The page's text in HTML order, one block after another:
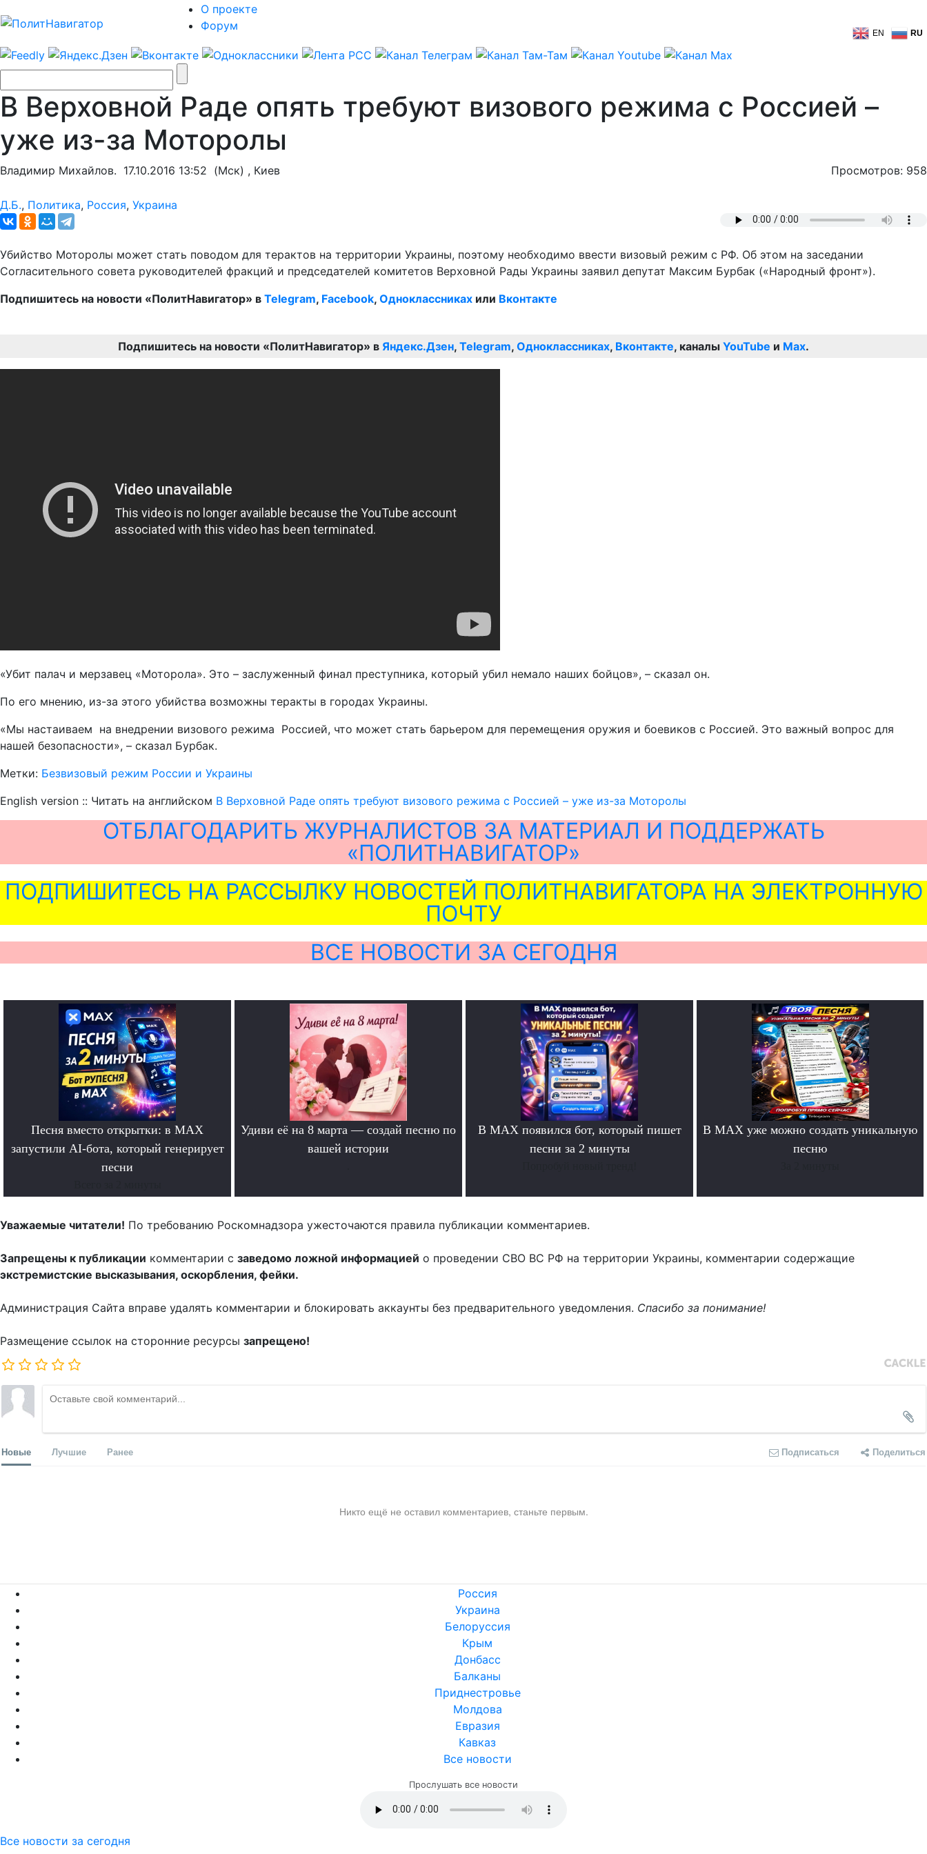
О проекте
Форум
EN RU
В Верховной Раде опять требуют визового режима с Россией –
уже из-за Моторолы
Владимир Михайлов. 17.10.2016 13:52 (Мск) , Киев Просмотров: 958
Д.Б., Политика, Россия, Украина
Убийство Моторолы может стать поводом для терактов на территории Украины, поэтому необходимо ввести визовый режим с РФ. Об этом на заседании
Согласительного совета руководителей фракций и председателей комитетов Верховной Рады Украины заявил депутат Максим Бурбак («Народный фронт»).
Подпишитесь на новости «ПолитНавигатор» в Telegram, Facebook, Одноклассниках или Вконтакте
Подпишитесь на новости «ПолитНавигатор» в Яндекс.Дзен, Telegram, Одноклассниках, Вконтакте, каналы YouTube и Max.
«Убит палач и мерзавец «Моторола». Это – заслуженный финал преступника, который убил немало наших бойцов», – сказал он.
По его мнению, из-за этого убийства возможны теракты в городах Украины.
«Мы настаиваем на внедрении визового режима Россией, что может стать барьером для перемещения оружия и боевиков с Россией. Это важный вопрос для
нашей безопасности», – сказал Бурбак.
Метки: Безвизовый режим России и Украины
English version :: Читать на английском В Верховной Раде опять требуют визового режима с Россией – уже из-за Моторолы
ОТБЛАГОДАРИТЬ ЖУРНАЛИСТОВ ЗА МАТЕРИАЛ И ПОДДЕРЖАТЬ
«ПОЛИТНАВИГАТОР»
ПОДПИШИТЕСЬ НА РАССЫЛКУ НОВОСТЕЙ ПОЛИТНАВИГАТОРА НА ЭЛЕКТРОННУЮ
ПОЧТУ
ВСЕ НОВОСТИ ЗА СЕГОДНЯ
Песня вместо открытки: в MAX
запустили AI-бота, который генерирует
песни
Удиви её на 8 марта — создай песню по
вашей истории
В MAX появился бот, который пишет
песни за 2 минуты
В MAX уже можно создать уникальную
песню
Уважаемые читатели! По требованию Роскомнадзора ужесточаются правила публикации комментариев.
Запрещены к публикации комментарии с заведомо ложной информацией о проведении СВО ВС РФ на территории Украины, комментарии содержащие
экстремистские высказывания, оскорбления, фейки.
Администрация Сайта вправе удалять комментарии и блокировать аккаунты без предварительного уведомления. Спасибо за понимание!
Размещение ссылок на сторонние ресурсы запрещено!
Новые Лучшие Ранее Подписаться Поделиться
Никто ещё не оставил комментариев, станьте первым.
Россия
Украина
Белоруссия
Крым
Донбасс
Балканы
Приднестровье
Молдова
Евразия
Кавказ
Все новости
Прослушать все новости
Все новости за сегодня